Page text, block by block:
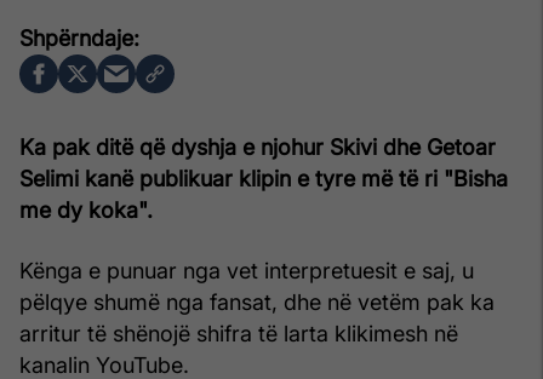
Ka pak ditë që dyshja e njohur Skivi dhe Getoar
Selimi kanë publikuar klipin e tyre më të ri "Bisha
me dy koka".
Kënga e punuar nga vet interpretuesit e saj, u
pëlqye shumë nga fansat, dhe në vetëm pak ka
arritur të shënojë shifra të larta klikimesh në
kanalin YouTube.